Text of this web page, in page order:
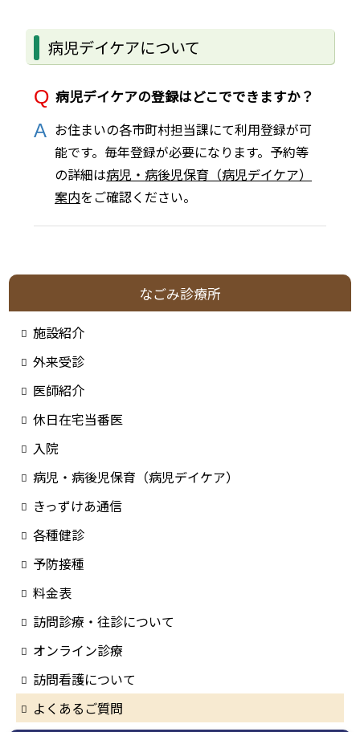
病児デイケアについて
病児デイケアの登録はどこでできますか？
お住まいの各市町村担当課にて利用登録が可
能です。毎年登録が必要になります。予約等
の詳細は病児・病後児保育（病児デイケア）
案内をご確認ください。
なごみ診療所
施設紹介
外来受診
医師紹介
休日在宅当番医
入院
病児・病後児保育（病児デイケア）
きっずけあ通信
各種健診
予防接種
料金表
訪問診療・往診について
オンライン診療
訪問看護について
よくあるご質問